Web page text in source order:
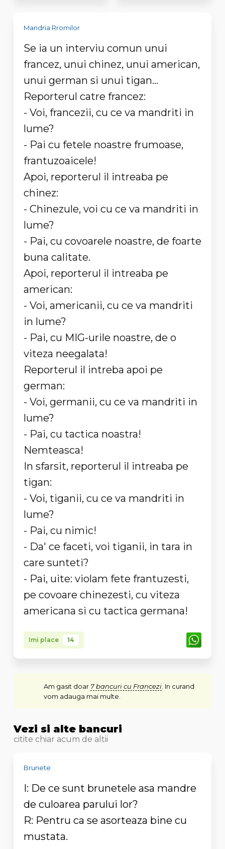
Mandria Rromilor
Se ia un interviu comun unui
francez, unui chinez, unui american,
unui german si unui tigan...
Reporterul catre francez:
- Voi, francezii, cu ce va mandriti in
lume?
- Pai cu fetele noastre frumoase,
frantuzoaicele!
Apoi, reporterul il intreaba pe
chinez:
- Chinezule, voi cu ce va mandriti in
lume?
- Pai, cu covoarele noastre, de foarte
buna calitate.
Apoi, reporterul il intreaba pe
american:
- Voi, americanii, cu ce va mandriti
in lume?
- Pai, cu MIG-urile noastre, de o
viteza neegalata!
Reporterul il intreba apoi pe
german:
- Voi, germanii, cu ce va mandriti in
lume?
- Pai, cu tactica noastra!
Nemteasca!
In sfarsit, reporterul il intreaba pe
tigan:
- Voi, tiganii, cu ce va mandriti in
lume?
- Pai, cu nimic!
- Da' ce faceti, voi tiganii, in tara in
care sunteti?
- Pai, uite: violam fete frantuzesti,
pe covoare chinezesti, cu viteza
americana si cu tactica germana!
Imi place 14
Am gasit doar 7 bancuri cu Francezi. In curand
vom adauga mai multe.
Vezi si alte bancuri
citite chiar acum de altii
Brunete
I: De ce sunt brunetele asa mandre
de culoarea parului lor?
R: Pentru ca se asorteaza bine cu
mustata.